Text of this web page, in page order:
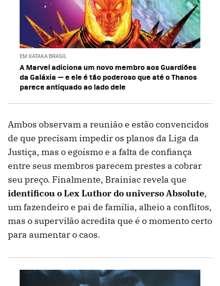
EM XATAKA BRASIL
A Marvel adiciona um novo membro aos Guardiões
da Galáxia — e ele é tão poderoso que até o Thanos
parece antiquado ao lado dele
Ambos observam a reunião e estão convencidos
de que precisam impedir os planos da Liga da
Justiça, mas o egoísmo e a falta de confiança
entre seus membros parecem prestes a cobrar
seu preço. Finalmente, Brainiac revela que
identificou o Lex Luthor do universo Absolute,
um fazendeiro e pai de família, alheio a conflitos,
mas o supervilão acredita que é o momento certo
para aumentar o caos.